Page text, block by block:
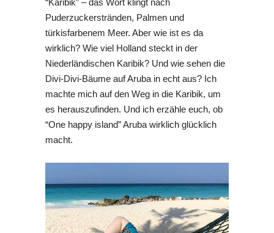
“Karibik” – das Wort klingt nach
Puderzuckerstränden, Palmen und
türkisfarbenem Meer. Aber wie ist es da
wirklich? Wie viel Holland steckt in der
Niederländischen Karibik? Und wie sehen die
Divi-Divi-Bäume auf Aruba in echt aus? Ich
machte mich auf den Weg in die Karibik, um
es herauszufinden. Und ich erzähle euch, ob
“One happy island” Aruba wirklich glücklich
macht.